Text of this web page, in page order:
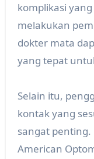
komplikasi
melakukan
dokter mata
yang tepat
Selain itu,
kontak yang
sangat penting.
American